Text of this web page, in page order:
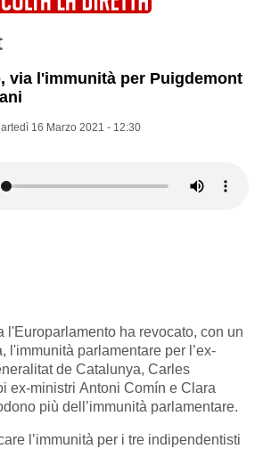
via l'immunità per Puigdemont
16 Marzo 2021 - 12:30
l'Europarlamento ha revocato, con un
l'immunità parlamentare per l’ex-
de Catalunya, Carles
ex-ministri Antoni Comín e Clara
più dell’immunità parlamentare.
l’immunità per i tre indipendentisti